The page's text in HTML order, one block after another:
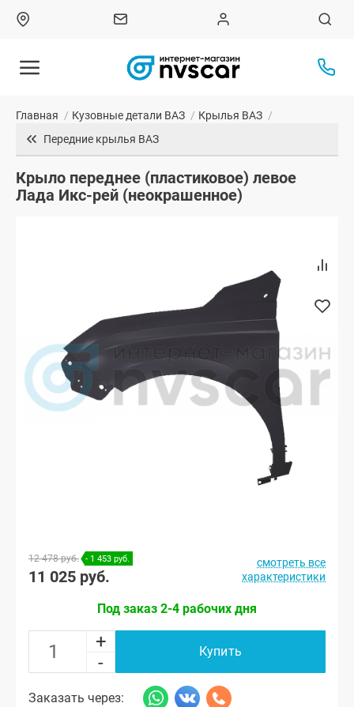
Главная / Кузовные детали ВАЗ / Крылья ВАЗ /
Передние крылья ВАЗ
Крыло переднее (пластиковое) левое
Лада Икс-рей (неокрашенное)
12 478 руб. - 1 453 руб.
11 025 руб.
смотреть все
характеристики
Под заказ 2-4 рабочих дня
+
-
Купить
Заказать через: